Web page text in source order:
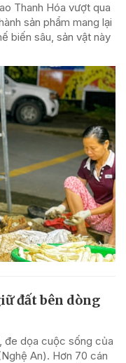
Thanh Hóa vượt qua
sản phẩm mang lại
biến sâu, sản vật này
đất bên dòng
đe dọa cuộc sống của
An). Hơn 70 cán